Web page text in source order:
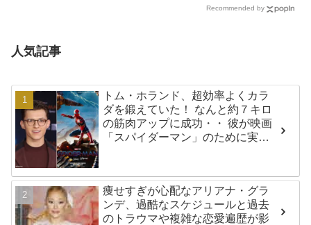
Recommended by
人気記事
トム・ホランド、超効率よくカラ
ダを鍛えていた！ なんと約７キロ
の筋肉アップに成功・・ 彼が映画
「スパイダーマン」のために実践
痩せすぎが心配なアリアナ・グラ
ンデ、過酷なスケジュールと過去
のトラウマや複雑な恋愛遍歴が影